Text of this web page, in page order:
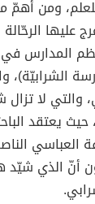
ومن
عليها
المدارس
الشرابيّة)،
والتي لا
يعتقد
أنّ الذي